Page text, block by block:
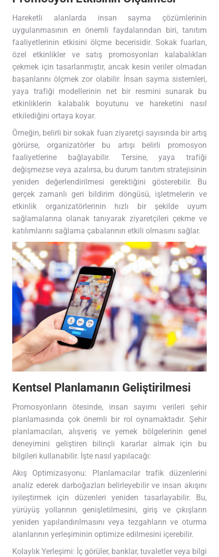
Hareketli alanlarda insan sayma çözümlerinin
uygulanmasının en önemli faydalarından biri, tanıtım
faaliyetlerinin etkisini ölçme becerisidir. Sokak fuarları,
özel etkinlikler ve satış promosyonları kalabalıkları
çekmek için tasarlanmıştır, ancak kesin veriler olmadan
başarılarını ölçmek zor olabilir. İnsan sayma sistemleri,
yaya trafiği modellerinin net bir resmini sunarak bu
etkinliklerin kalabalık boyutunu ve hareketini nasıl
etkilediğini ortaya koyar.
Örneğin, belirli bir sokak fuarı ziyaretçi sayısında bir artış
görürse, organizatörler bu artışı belirli promosyon
faaliyetlerine bağlayabilir. Tersine, yaya trafiği
değişmezse veya azalırsa, bu durum tanıtım stratejisinin
yeniden değerlendirilmesi gerektiğini gösterebilir. Bu
gerçek zamanlı geri bildirim döngüsü, işletmelerin ve
etkinlik organizatörlerinin hızlı bir şekilde uyum
sağlamalarına olanak tanıyarak ziyaretçileri çekme ve
katılımlarını sağlama çabalarının etkili olmasını sağlar.
Kentsel Planlamanın Geliştirilmesi
Promosyonların ötesinde, insan sayımı verileri şehir
planlamasında çok önemli bir rol oynamaktadır. Şehir
planlamacıları, alışveriş ve yemek bölgelerinin genel
deneyimini geliştiren bilinçli kararlar almak için bu
bilgileri kullanabilir. İşte nasıl yapılacağı:
Akış Optimizasyonu: Planlamacılar trafik düzenlerini
analiz ederek darboğazları belirleyebilir ve insan akışını
iyileştirmek için düzenleri yeniden tasarlayabilir. Bu,
yürüyüş yollarının genişletilmesini, giriş ve çıkışların
yeniden yapılandırılmasını veya tezgahların ve oturma
alanlarının yerleşiminin optimize edilmesini içerebilir.
Kolaylık Yerleşimi: İç görüler, banklar, tuvaletler veya bilgi